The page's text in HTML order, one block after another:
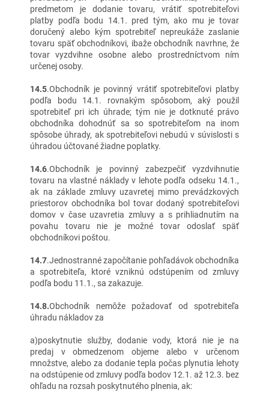
predmetom je dodanie tovaru, vrátiť spotrebiteľovi
platby podľa bodu 14.1. pred tým, ako mu je tovar
doručený alebo kým spotrebiteľ nepreukáže zaslanie
tovaru späť obchodníkovi, ibaže obchodník navrhne, že
tovar vyzdvihne osobne alebo prostredníctvom ním
určenej osoby.
14.5.Obchodník je povinný vrátiť spotrebiteľovi platby
podľa bodu 14.1. rovnakým spôsobom, aký použil
spotrebiteľ pri ich úhrade; tým nie je dotknuté právo
obchodníka dohodnúť sa so spotrebiteľom na inom
spôsobe úhrady, ak spotrebiteľovi nebudú v súvislosti s
úhradou účtované žiadne poplatky.
14.6.Obchodník je povinný zabezpečiť vyzdvihnutie
tovaru na vlastné náklady v lehote podľa odseku 14.1.,
ak na základe zmluvy uzavretej mimo prevádzkových
priestorov obchodníka bol tovar dodaný spotrebiteľovi
domov v čase uzavretia zmluvy a s prihliadnutím na
povahu tovaru nie je možné tovar odoslať späť
obchodníkovi poštou.
14.7.Jednostranné započítanie pohľadávok obchodníka
a spotrebiteľa, ktoré vzniknú odstúpením od zmluvy
podľa bodu 11.1., sa zakazuje.
14.8.Obchodník nemôže požadovať od spotrebiteľa
úhradu nákladov za
a)poskytnutie služby, dodanie vody, ktorá nie je na
predaj v obmedzenom objeme alebo v určenom
množstve, alebo za dodanie tepla počas plynutia lehoty
na odstúpenie od zmluvy podľa bodov 12.1. až 12.3. bez
ohľadu na rozsah poskytnutého plnenia, ak: